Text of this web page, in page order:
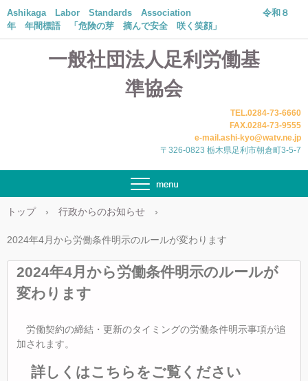
一般社団法人足利労働基
準協会
Ashikaga Labor Standards Association 令和８
年 年間標語 「危険の芽 摘んで安全 咲く笑顔」
TEL.0284-73-6660
FAX.0284-73-9555
e-mail.ashi-kyo@watv.ne.jp
〒326-0823 栃木県足利市朝倉町3-5-7
トップ › 行政からのお知らせ ›
2024年4月から労働条件明示のルールが変わります
2024年4月から労働条件明示のルールが
変わります
労働契約の締結・更新のタイミングの労働条件明示事項が追
加されます。
詳しくはこちらをご覧ください